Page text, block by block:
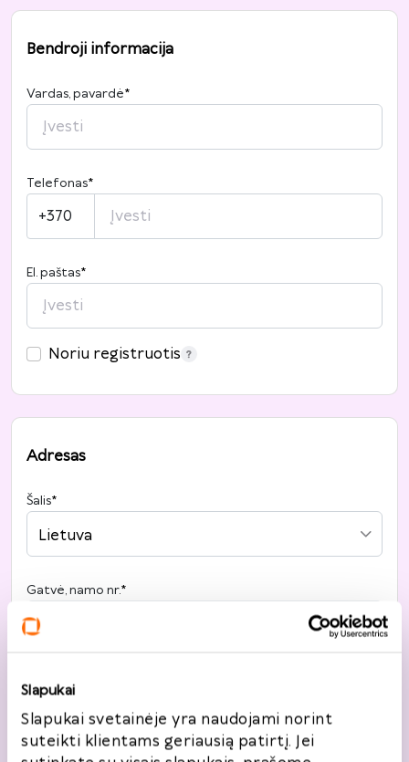
Slapukai
Slapukai svetainėje yra naudojami norint
suteikti klientams geriausią patirtį. Jei
Bendroji informacija
Vardas, pavardė*
Telefonas*
+370
El. paštas*
Noriu registruotis
Adresas
Šalis*
Lietuva
Gatvė, namo nr.*
Miestas*